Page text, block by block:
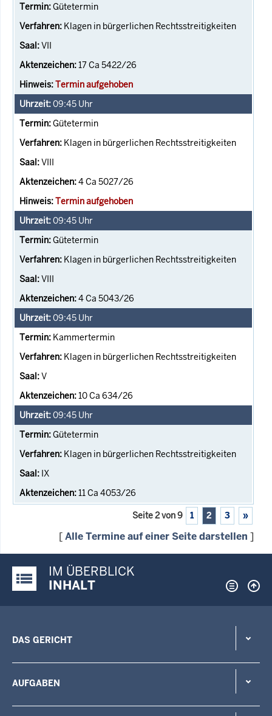
Gütetermin
Klagen in bürgerlichen Rechtsstreitigkeiten
VII
17 Ca 5422/26
Termin aufgehoben
09:45 Uhr
Gütetermin
Klagen in bürgerlichen Rechtsstreitigkeiten
VIII
4 Ca 5027/26
Termin aufgehoben
09:45 Uhr
Gütetermin
Klagen in bürgerlichen Rechtsstreitigkeiten
VIII
4 Ca 5043/26
09:45 Uhr
Kammertermin
Klagen in bürgerlichen Rechtsstreitigkeiten
V
10 Ca 634/26
09:45 Uhr
Gütetermin
Klagen in bürgerlichen Rechtsstreitigkeiten
IX
11 Ca 4053/26
Seite 2 von 9 1 2 3 »
[Alle Termine auf einer Seite darstellen ]
Justiz-Portal im Überblick:
IM ÜBERBLICK
INHALT
DAS GERICHT
AUFGABEN